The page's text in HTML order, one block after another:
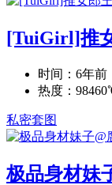
[TuiGirl]推
时间：6年前
热度：
私密套图
极品身材妹